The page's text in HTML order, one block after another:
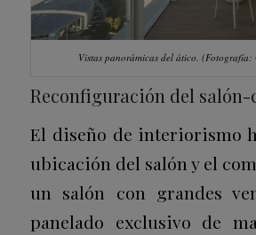
Vistas panorámicas del ático.(Fotografía:
Reconfiguración del salón-
El diseño de interiorismo
ubicación del salón y el
un salón con grandes
panelado exclusivo de